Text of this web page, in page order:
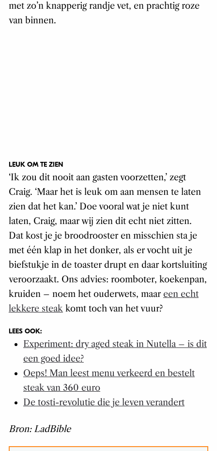
met zo’n knapperig randje vet, en prachtig roze
van binnen.
LEUK OM TE ZIEN
‘Ik zou dit nooit aan gasten voorzetten,’ zegt
Craig. ‘Maar het is leuk om aan mensen te laten
zien dat het kan.’ Doe vooral wat je niet kunt
laten, Craig, maar wij zien dit echt niet zitten.
Dat kost je je broodrooster en misschien sta je
met één klap in het donker, als er vocht uit je
biefstukje in de toaster drupt en daar kortsluiting
veroorzaakt. Ons advies: roomboter, koekenpan,
kruiden – noem het ouderwets, maareen echt
lekkere steakkomt toch van het vuur?
LEES OOK:
Experiment: dry aged steak in Nutella – is dit
een goed idee?
Oeps! Man leest menu verkeerd en bestelt
steak van 360 euro
De tosti-revolutie die je leven verandert
Bron: LadBible